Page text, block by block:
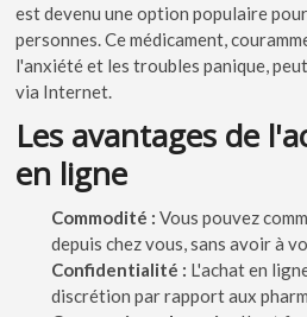
est devenu une option populaire
personnes. Ce médicament,
l'anxiété et les troubles panique,
via Internet.
Les avantages de
en ligne
Commodité : Vous pouvez
depuis chez vous, sans avoir à
Confidentialité : L'achat en
discrétion par rapport aux